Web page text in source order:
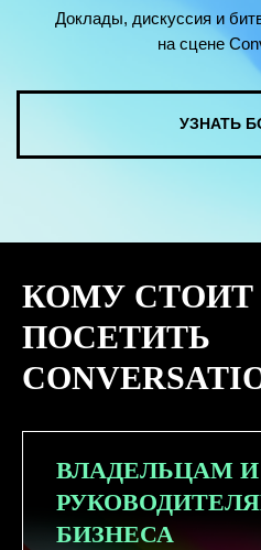
КОМУ СТОИТ
ПОСЕТИТЬ
ВЛАДЕЛЬЦАМ И
БИЗНЕСА